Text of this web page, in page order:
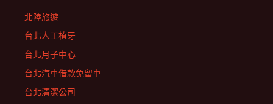
北陸旅遊
台北人工植牙
台北月子中心
台北汽車借款免留車
台北清潔公司